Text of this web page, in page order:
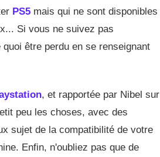
PS5 mais qui ne sont disponibles
Si vous ne suivez pas
être perdu en se renseignant
, et rapportée par Nibel sur
peu les choses, avec des
sujet de la compatibilité de votre
Enfin, n'oubliez pas que de